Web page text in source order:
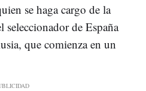
se haga cargo de la
seleccionador de España
que comienza en un